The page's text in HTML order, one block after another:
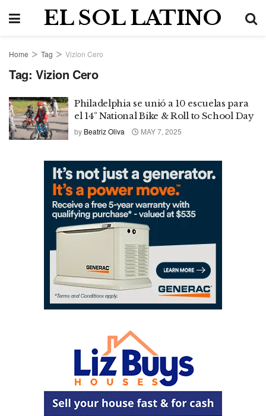
EL SOL LATINO
Home Tag Vizion Cero
Tag: Vizion Cero
Philadelphia se unió a 10 escuelas para
el 14º National Bike & Roll to School Day
by Beatriz Oliva MAY 7, 2025